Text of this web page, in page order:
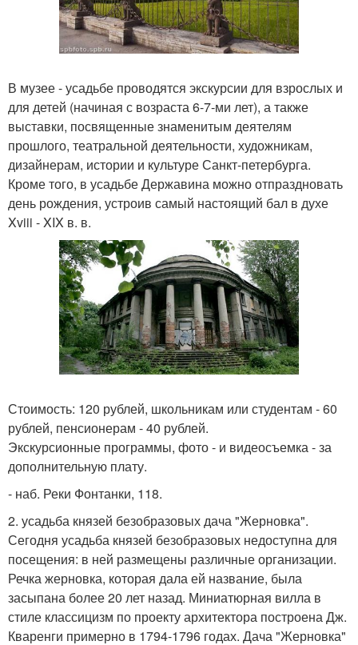
В музее - усадьбе проводятся экскурсии для взрослых и
для детей (начиная с возраста 6-7-ми лет), а также
выставки, посвященные знаменитым деятелям
прошлого, театральной деятельности, художникам,
дизайнерам, истории и культуре Санкт-петербурга.
Кроме того, в усадьбе Державина можно отпраздновать
день рождения, устроив самый настоящий бал в духе
Xviii - XIX в. в.
Стоимость: 120 рублей, школьникам или студентам - 60
рублей, пенсионерам - 40 рублей.
Экскурсионные программы, фото - и видеосъемка - за
дополнительную плату.
- наб. Реки Фонтанки, 118.
2. усадьба князей безобразовых дача "Жерновка".
Сегодня усадьба князей безобразовых недоступна для
посещения: в ней размещены различные организации.
Речка жерновка, которая дала ей название, была
засыпана более 20 лет назад. Миниатюрная вилла в
стиле классицизм по проекту архитектора построена Дж.
Кваренги примерно в 1794-1796 годах. Дача "Жерновка"